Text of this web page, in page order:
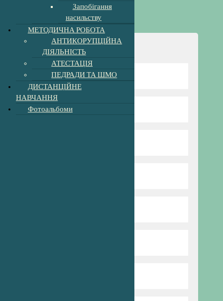
Навігація
Відомості про школу
Директор гімназії
Запобігання
насильству
МЕТОДИЧНА РОБОТА
АНТИКОРУПЦІЙНА
ДІЯЛЬНІСТЬ
АТЕСТАЦІЯ
ПЕДРАДИ ТА ШМО
ДИСТАНЦІЙНЕ
НАВЧАННЯ
Фотоальбоми